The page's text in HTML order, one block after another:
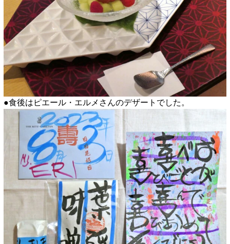
●食後はピエール・エルメさんのデザートでした。